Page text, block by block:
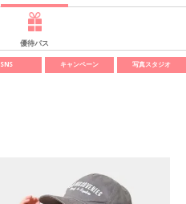
優待パス
SNS キャンペーン 写真スタジオ